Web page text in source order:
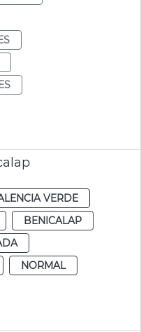
VERDE
BENICALAP
NORMAL